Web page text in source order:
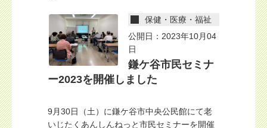
保健・医療・福祉
公開日：2023年10月04
日
鎌ケ谷市民セミナ
ー2023を開催しました
9月30日（土）に鎌ケ谷市中央公民館にて老
いじたくあんしんねっと市民セミナーを開催